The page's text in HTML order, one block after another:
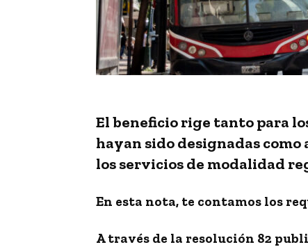
El beneficio rige tanto para
hayan sido designadas como
los servicios de modalidad
En esta nota, te contamos los
A través de la resolución 82